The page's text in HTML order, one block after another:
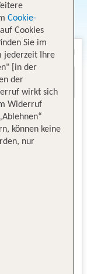
Cookie-
Cookies
Sie im
jederzeit Ihre
[in der
der
wirkt sich
Widerruf
können keine
nur